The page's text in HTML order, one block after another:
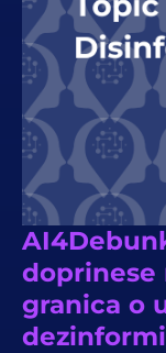
doprinese
granica o